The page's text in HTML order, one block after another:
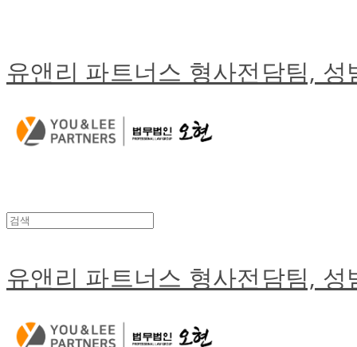
유앤리 파트너스 형사전담팀, 성
유앤리 파트너스 형사전담팀, 성